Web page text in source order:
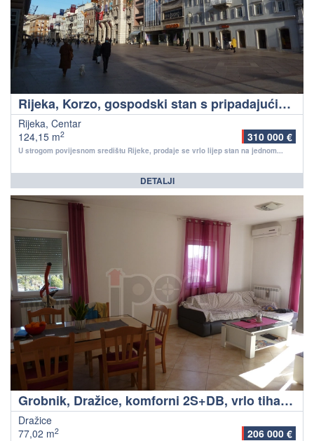
Rijeka, Korzo, gospodski stan s pripadajućim poslovnim uredom, izvrsna mikro lokacija!
Rijeka, Centar
124,15 m2 310 000 €
U strogom povijesnom središtu Rijeke, prodaje se vrlo lijep stan na jednom...
DETALJI
Grobnik, Dražice, komforni 2S+DB, vrlo tiha i intimna lokacija, novija gradnja!
Dražice
77,02 m2 206 000 €